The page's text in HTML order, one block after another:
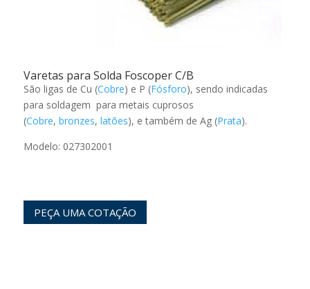
Varetas para Solda Foscoper C/B
São ligas de Cu (Cobre) e P (Fósforo), sendo indicadas
para soldagem para metais cuprosos
(Cobre, bronzes, latões), e também de Ag (Prata).
Modelo: 027302001
PEÇA UMA COTAÇÃO